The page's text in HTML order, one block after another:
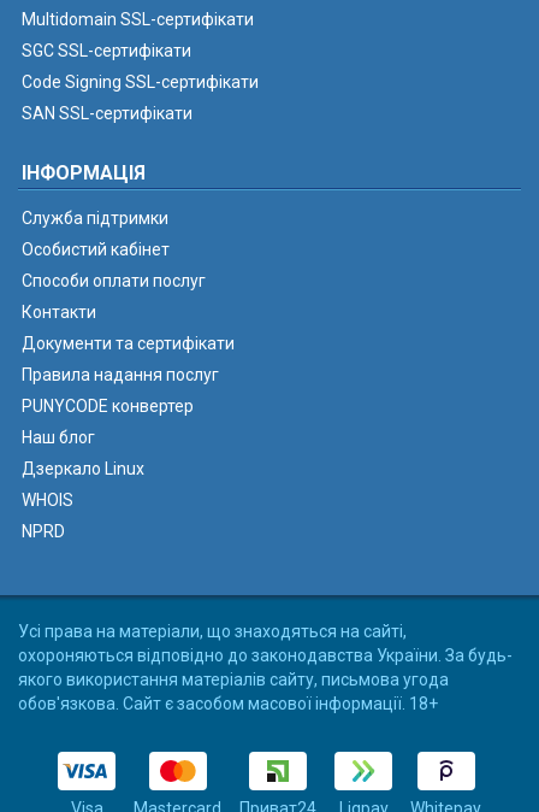
Multidomain SSL-сертифікати
SGC SSL-сертифікати
Code Signing SSL-сертифікати
SAN SSL-сертифікати
ІНФОРМАЦІЯ
Служба підтримки
Особистий кабінет
Способи оплати послуг
Контакти
Документи та сертифікати
Правила надання послуг
PUNYCODE конвертер
Наш блог
Дзеркало Linux
WHOIS
NPRD
Усі права на матеріали, що знаходяться на сайті,
охороняються відповідно до законодавства України. За будь-
якого використання матеріалів сайту, письмова угода
обов'язкова. Сайт є засобом масової інформації. 18+